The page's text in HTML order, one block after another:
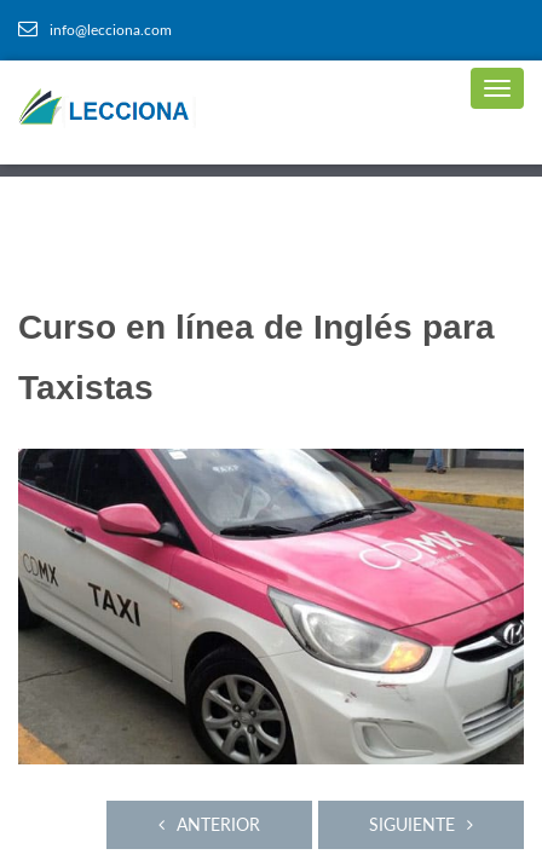
info@lecciona.com
Curso en línea de Inglés para
Taxistas
SIGUIENTE
ANTERIOR